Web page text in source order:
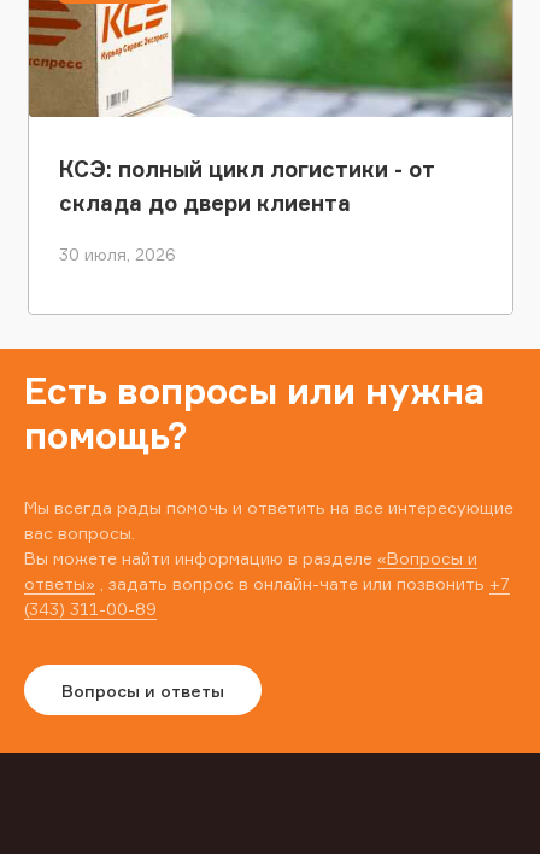
КСЭ: полный цикл логистики - от
склада до двери клиента
30 июля, 2026
Есть вопросы или нужна
помощь?
Мы всегда рады помочь и ответить на все интересующие
вас вопросы.
Вы можете найти информацию в разделе «Вопросы и
ответы» , задать вопрос в онлайн-чате или позвонить +7
(343) 311-00-89
Вопросы и ответы